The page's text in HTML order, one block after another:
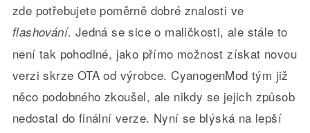
zde potřebujete poměrně dobré znalosti ve
flashování. Jedná se sice o maličkosti, ale stále to
není tak pohodlné, jako přímo možnost získat novou
verzi skrze OTA od výrobce. CyanogenMod tým již
něco podobného zkoušel, ale nikdy se jejich způsob
nedostal do finální verze. Nyní se blýská na lepší